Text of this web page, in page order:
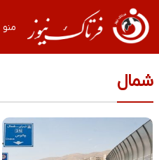
منو
شمال